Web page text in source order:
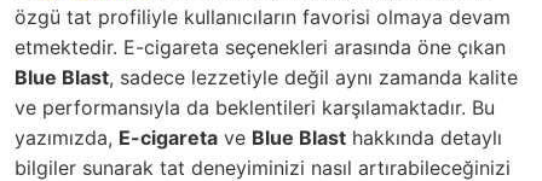
özgü tat profiliyle kullanıcıların favorisi olmaya devam
etmektedir. E-cigareta seçenekleri arasında öne çıkan
Blue Blast, sadece lezzetiyle değil aynı zamanda kalite
ve performansıyla da beklentileri karşılamaktadır. Bu
yazımızda, E-cigareta ve Blue Blast hakkında detaylı
bilgiler sunarak tat deneyiminizi nasıl artırabileceğinizi